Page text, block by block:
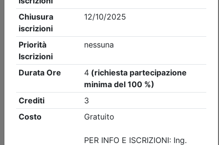
Ordine degli Ingegneri della provincia di Bergamo
Preventivazione & Contabilità
Date:dal15/09/2026al05/11/2026
Crediti: